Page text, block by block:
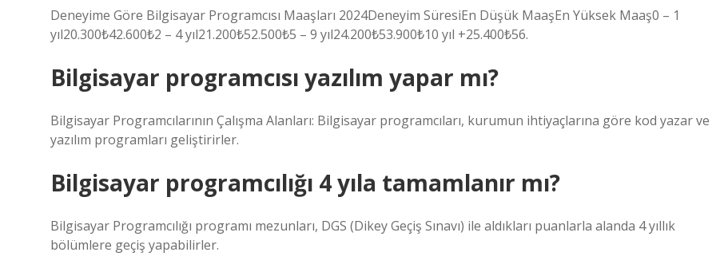
Deneyime Göre Bilgisayar Programcısı Maaşları 2024Deneyim SüresiEn Düşük MaaşEn Yüksek Maaş0 – 1
yıl20.300₺42.600₺2 – 4 yıl21.200₺52.500₺5 – 9 yıl24.200₺53.900₺10 yıl +25.400₺56.
Bilgisayar programcısı yazılım yapar mı?
Bilgisayar Programcılarının Çalışma Alanları: Bilgisayar programcıları, kurumun ihtiyaçlarına göre kod yazar ve
yazılım programları geliştirirler.
Bilgisayar programcılığı 4 yıla tamamlanır mı?
Bilgisayar Programcılığı programı mezunları, DGS (Dikey Geçiş Sınavı) ile aldıkları puanlarla alanda 4 yıllık
bölümlere geçiş yapabilirler.